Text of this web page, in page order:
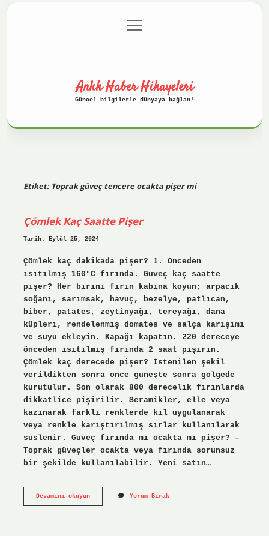
Gizlilik Politikası
menüyü
aç
Anlık Haber Hikayeleri
Güncel bilgilerle dünyaya bağlan!
Etiket: Toprak güveç tencere ocakta pişer mi
Çömlek Kaç Saatte Pişer
Tarih: Eylül 25, 2024
Çömlek kaç dakikada pişer? 1. Önceden
ısıtılmış 160°C fırında. Güveç kaç saatte
pişer? Her birini fırın kabına koyun; arpacık
soğanı, sarımsak, havuç, bezelye, patlıcan,
biber, patates, zeytinyağı, tereyağı, dana
küpleri, rendelenmiş domates ve salça karışımı
ve suyu ekleyin. Kapağı kapatın. 220 dereceye
önceden ısıtılmış fırında 2 saat pişirin.
Çömlek kaç derecede pişer? İstenilen şekil
verildikten sonra önce güneşte sonra gölgede
kurutulur. Son olarak 800 derecelik fırınlarda
dikkatlice pişirilir. Seramikler, elle veya
kazınarak farklı renklerde kil uygulanarak
veya renkle karıştırılmış sırlar kullanılarak
süslenir. Güveç fırında mı ocakta mı pişer? –
Toprak güveçler ocakta veya fırında sorunsuz
bir şekilde kullanılabilir. Yeni satın…
Devamını okuyunÇömlek
Yorum Bırak